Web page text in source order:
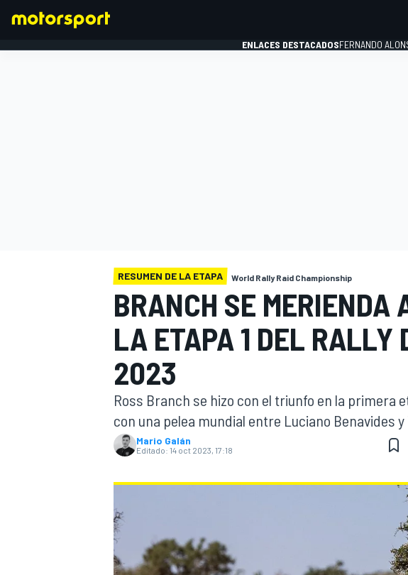
WEC FÓRMULA E
ENLACES DESTACADOSFERNANDO
RESUMEN DE LA ETAPA World Rally Raid Championship
BRANCH SE MERIENDA
LA ETAPA 1 DEL RALLY
2023
Ross Branch se hizo con el triunfo en la primera
con una pelea mundial entre Luciano Benavides y
Mario Galán
Editado: 14 oct 2023, 17:18